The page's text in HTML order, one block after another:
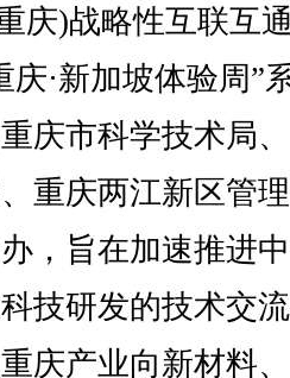
)战略性互联互
庆·新加坡体验周”
庆市科学技术局
重庆两江新区管
，旨在加速推进
技研发的技术交
庆产业向新材料